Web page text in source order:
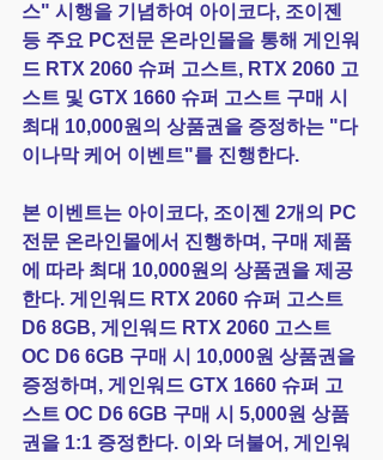
스" 시행을 기념하여 아이코다, 조이젠
등 주요 PC전문 온라인몰을 통해 게인워
드 RTX 2060 슈퍼 고스트, RTX 2060 고
스트 및 GTX 1660 슈퍼 고스트 구매 시
최대 10,000원의 상품권을 증정하는 "다
이나막 케어 이벤트"를 진행한다.
본 이벤트는 아이코다, 조이젠 2개의 PC
전문 온라인몰에서 진행하며, 구매 제품
에 따라 최대 10,000원의 상품권을 제공
한다. 게인워드 RTX 2060 슈퍼 고스트
D6 8GB, 게인워드 RTX 2060 고스트
OC D6 6GB 구매 시 10,000원 상품권을
증정하며, 게인워드 GTX 1660 슈퍼 고
스트 OC D6 6GB 구매 시 5,000원 상품
권을 1:1 증정한다. 이와 더불어, 게인워